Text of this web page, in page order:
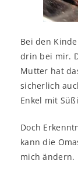
Bei den
drin bei mir.
Mutter hat
sicherlich
Enkel mit
Doch
kann die
mich ändern.